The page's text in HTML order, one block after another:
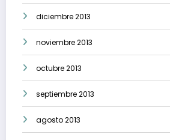
diciembre 2013
noviembre 2013
octubre 2013
septiembre 2013
agosto 2013